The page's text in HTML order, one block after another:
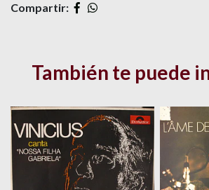
Compartir:
También te puede